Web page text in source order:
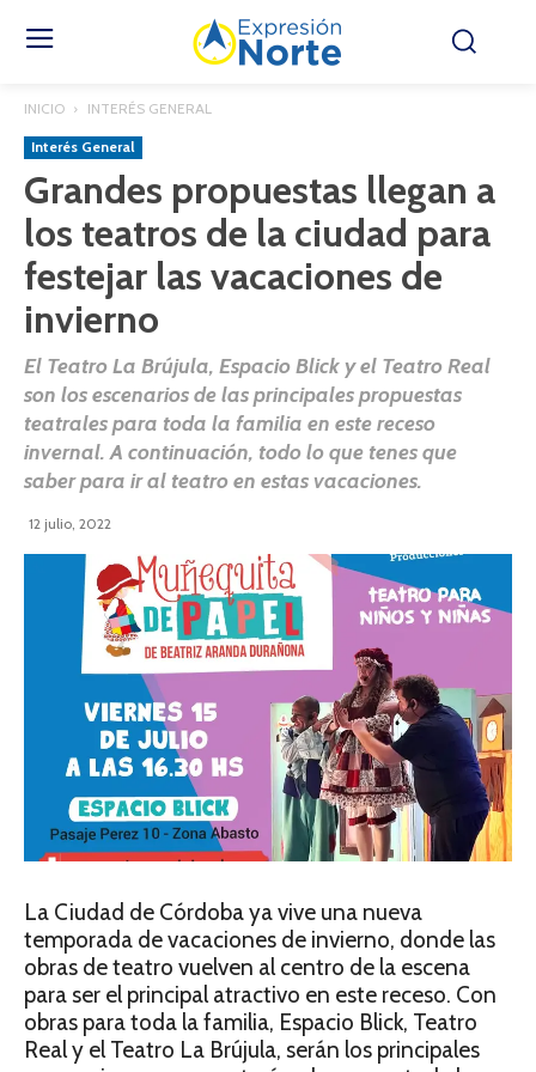
INICIO INTERÉS GENERAL
Interés General
Grandes propuestas llegan a
los teatros de la ciudad para
festejar las vacaciones de
invierno
El Teatro La Brújula, Espacio Blick y el Teatro Real
son los escenarios de las principales propuestas
teatrales para toda la familia en este receso
invernal. A continuación, todo lo que tenes que
saber para ir al teatro en estas vacaciones.
12 julio, 2022
La Ciudad de Córdoba ya vive una nueva
temporada de vacaciones de invierno, donde las
obras de teatro vuelven al centro de la escena
para ser el principal atractivo en este receso. Con
obras para toda la familia, Espacio Blick, Teatro
Real y el Teatro La Brújula, serán los principales